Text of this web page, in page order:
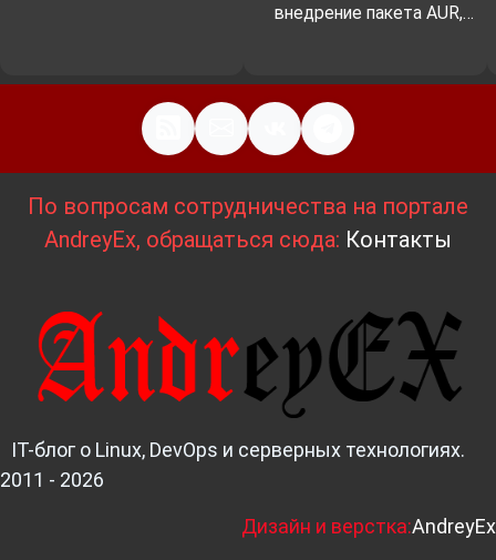
внедрение пакета AUR,…
По вопросам сотрудничества на портале
AndreyEx, обращаться сюда: Контакты
IT-блог о Linux, DevOps и серверных технологиях.
2011 - 2026
Дизайн и верстка:AndreyEx